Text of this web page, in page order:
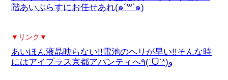
階あいぷらすにお任せあれ(๑´꒳`๑)
▼リンク▼
あいほん液晶映らない!!電池のヘリが早い!!そんな時
にはアイプラス京都アバンティへ٩(ˊᗜˋ*)و